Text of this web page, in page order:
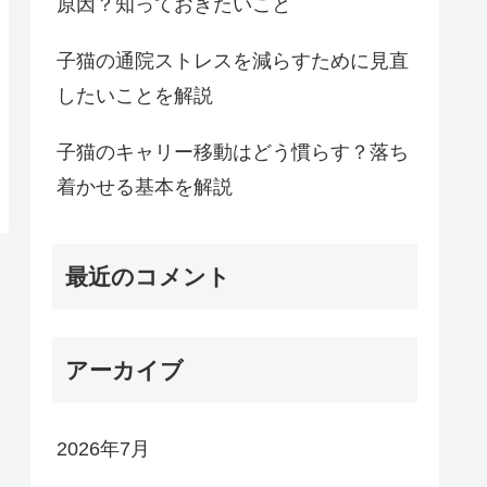
原因？知っておきたいこと
子猫の通院ストレスを減らすために見直
したいことを解説
子猫のキャリー移動はどう慣らす？落ち
着かせる基本を解説
最近のコメント
アーカイブ
2026年7月